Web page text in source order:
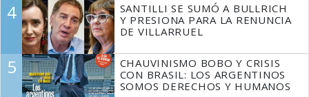
4
SANTILLI SE SUMÓ A BULLRICH
Y PRESIONA PARA LA RENUNCIA
DE VILLARRUEL
5
CHAUVINISMO BOBO Y CRISIS
CON BRASIL: LOS ARGENTINOS
SOMOS DERECHOS Y HUMANOS